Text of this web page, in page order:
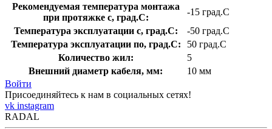
Рекомендуемая температура монтажа
при протяжке с, град.C:
-15 град.C
Температура эксплуатации с, град.C:
-50 град.C
Температура эксплуатации по, град.C:
50 град.C
Количество жил:
5
Внешний диаметр кабеля, мм:
10 мм
Войти
Присоединяйтесь к нам в социальных сетях!
vk instagram
RADAL